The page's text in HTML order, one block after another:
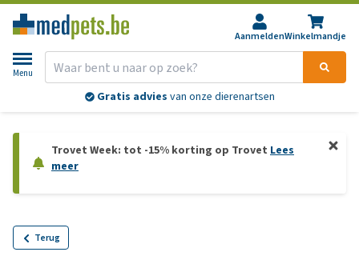
AanmeldenWinkelmandje
Menu
Gratis advies van onze dierenartsen
Trovet Week: tot -15% korting op Trovet Lees
meer
Terug